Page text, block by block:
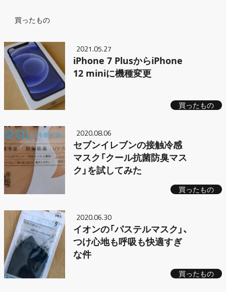
Breadcrumb
買ったもの
2021.05.27
iPhone 7 PlusからiPhone
12 miniに機種変更
買ったもの
2020.08.06
セブンイレブンの接触冷感
マスク「クール抗菌防臭マス
ク」を試してみた
買ったもの
2020.06.30
イオンの「パステルマスク」、
つけ心地も呼吸も快適すぎ
な件
買ったもの